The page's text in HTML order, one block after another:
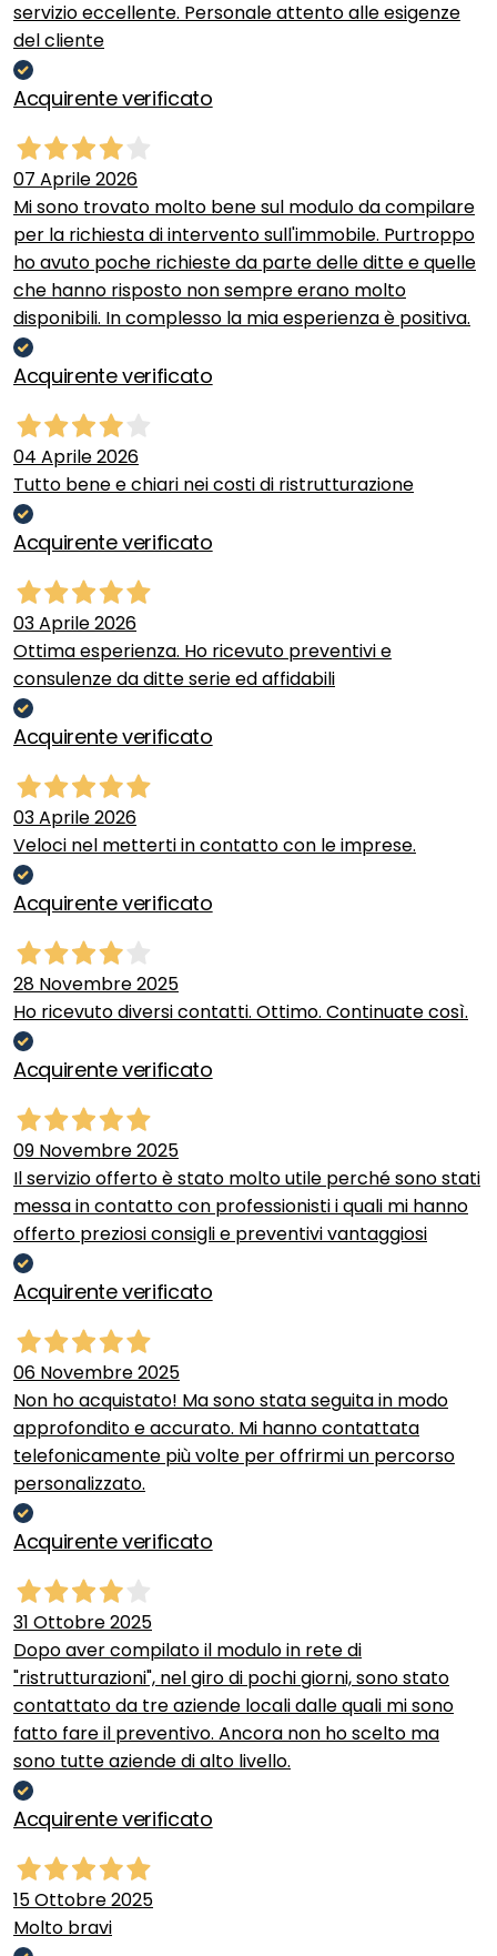
servizio eccellente. Personale attento alle esigenze
del cliente
Acquirente verificato
07 Aprile 2026
Mi sono trovato molto bene sul modulo da compilare
per la richiesta di intervento sull'immobile. Purtroppo
ho avuto poche richieste da parte delle ditte e quelle
che hanno risposto non sempre erano molto
disponibili. In complesso la mia esperienza è positiva.
Acquirente verificato
04 Aprile 2026
Tutto bene e chiari nei costi di ristrutturazione
Acquirente verificato
03 Aprile 2026
Ottima esperienza. Ho ricevuto preventivi e
consulenze da ditte serie ed affidabili
Acquirente verificato
03 Aprile 2026
Veloci nel metterti in contatto con le imprese.
Acquirente verificato
28 Novembre 2025
Ho ricevuto diversi contatti. Ottimo. Continuate così.
Acquirente verificato
09 Novembre 2025
Il servizio offerto è stato molto utile perché sono stati
messa in contatto con professionisti i quali mi hanno
offerto preziosi consigli e preventivi vantaggiosi
Acquirente verificato
06 Novembre 2025
Non ho acquistato! Ma sono stata seguita in modo
approfondito e accurato. Mi hanno contattata
telefonicamente più volte per offrirmi un percorso
personalizzato.
Acquirente verificato
31 Ottobre 2025
Dopo aver compilato il modulo in rete di
"ristrutturazioni", nel giro di pochi giorni, sono stato
contattato da tre aziende locali dalle quali mi sono
fatto fare il preventivo. Ancora non ho scelto ma
sono tutte aziende di alto livello.
Acquirente verificato
15 Ottobre 2025
Molto bravi